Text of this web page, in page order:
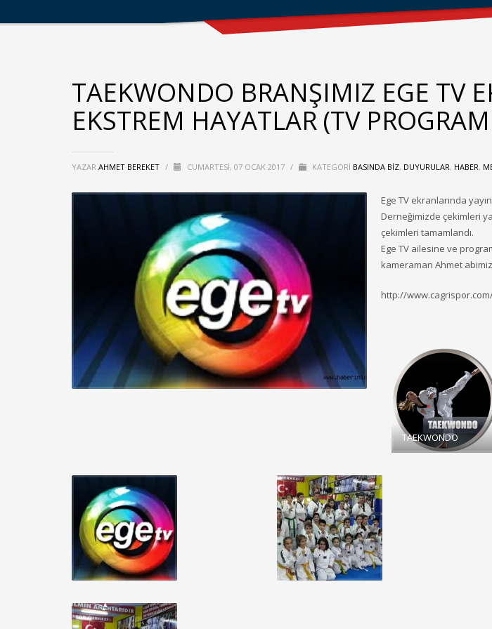
TAEKWONDO BRANŞIMIZ EGE TV
EKSTREM HAYATLAR (TV
YAZAR AHMET BEREKET / CUMARTESI, 07 OCAK 2017 / KATEGORI BASINDA BIZ, DUYURULAR, HABER,
Ege TV ekranlarında
Derneğimizde çekimleri
çekimleri tamamlandı.
Ege TV ailesine ve
kameraman Ahmet
http://
TAEKWONDO